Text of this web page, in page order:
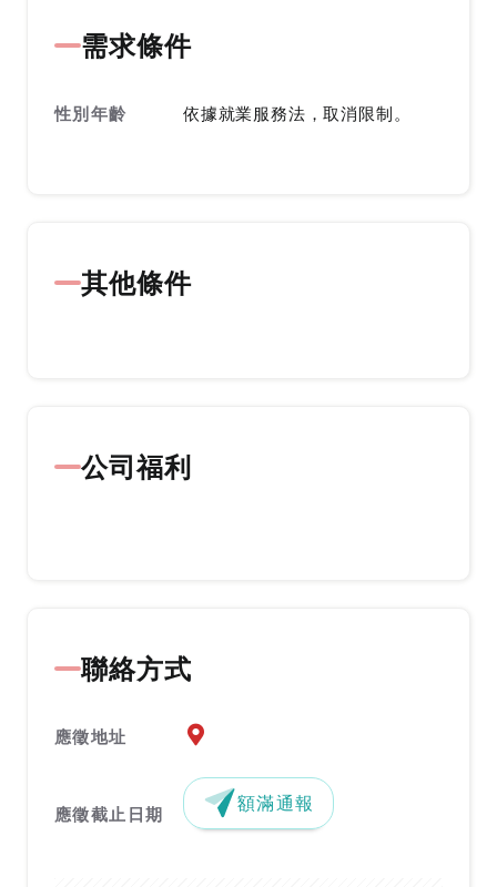
需求條件
性別年齡 依據就業服務法，取消限制。
其他條件
公司福利
聯絡方式
應徵地址 應徵地址地圖『另開新視窗』
應徵截止日期 額滿通報